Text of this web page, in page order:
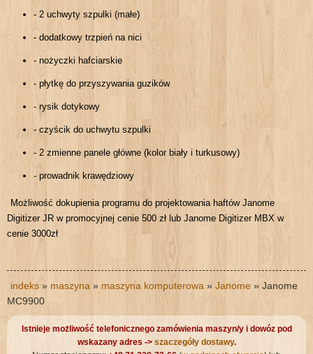
- 2 uchwyty szpulki (małe)
- dodatkowy trzpień na nici
- nożyczki hafciarskie
- płytkę do przyszywania guzików
- rysik dotykowy
- czyścik do uchwytu szpulki
- 2 zmienne panele główne (kolor biały i turkusowy)
- prowadnik krawędziowy
Możliwość dokupienia programu do projektowania haftów Janome
Digitizer JR w promocyjnej cenie 500 zł lub Janome Digitizer MBX w
cenie 3000zł
indeks » maszyna » maszyna komputerowa » Janome » Janome
MC9900
Istnieje możliwość telefonicznego zamówienia maszyn/y i dowóz pod
wskazany adres -> szaczegóły dostawy.